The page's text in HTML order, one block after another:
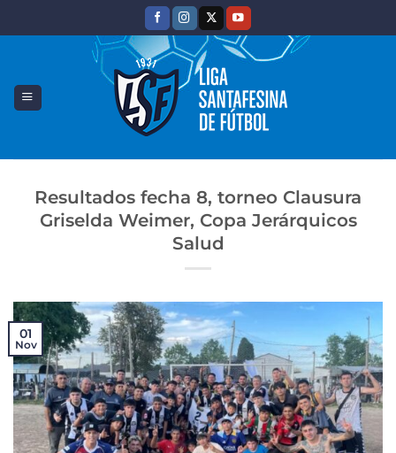
Resultados fecha 8, torneo Clausura
Griselda Weimer, Copa Jerárquicos
Salud
01
Nov